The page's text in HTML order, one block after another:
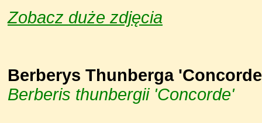
Zobacz duże zdjęcia
Berberys Thunberga
Berberis thunbergii 'Concorde'